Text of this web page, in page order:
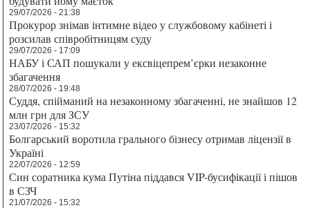
29/07/2026 - 21:38
Прокурор знімав інтимне відео у службовому кабінеті і
розсилав співробітницям суду
29/07/2026 - 17:09
НАБУ і САП пошукали у ексвіцепрем’єрки незаконне
збагачення
28/07/2026 - 19:48
Суддя, спійманий на незаконному збагаченні, не знайшов 12
млн грн для ЗСУ
23/07/2026 - 15:32
Болгарський воротила грального бізнесу отримав ліцензії в
Україні
22/07/2026 - 12:59
Син соратника кума Путіна піддався VIP-бусифікації і пішов
в СЗЧ
21/07/2026 - 15:32